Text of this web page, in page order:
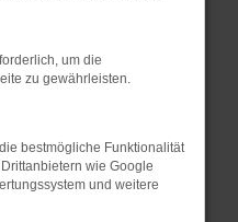
aufgetreten.
die dir helfen
um die
zu gewährleisten.
bestmögliche Funktionalität
wie Google
und weitere